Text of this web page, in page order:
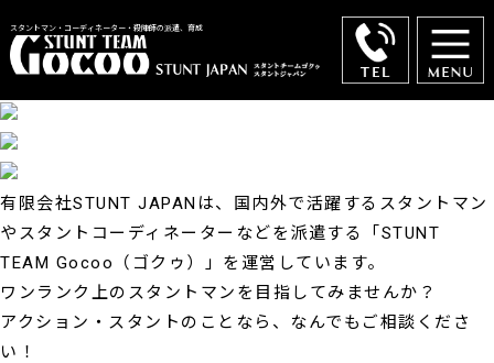
スタントマン・コーディネーター・殺陣師の派遣、育成
有限会社STUNT JAPANは、国内外で活躍するスタントマン
やスタントコーディネーターなどを派遣する
「STUNT
TEAM Gocoo（ゴクゥ）」を運営しています。
ワンランク上のスタントマンを目指してみませんか？
アクション・スタントのことなら、なんでもご相談くださ
い！